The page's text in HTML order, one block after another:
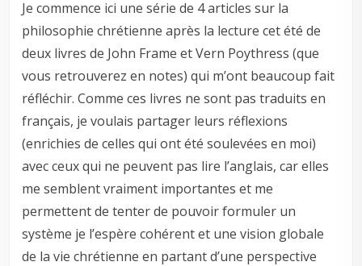
Je commence ici une série de 4 articles sur la
philosophie chrétienne après la lecture cet été de
deux livres de John Frame et Vern Poythress (que
vous retrouverez en notes) qui m’ont beaucoup fait
réfléchir. Comme ces livres ne sont pas traduits en
français, je voulais partager leurs réflexions
(enrichies de celles qui ont été soulevées en moi)
avec ceux qui ne peuvent pas lire l’anglais, car elles
me semblent vraiment importantes et me
permettent de tenter de pouvoir formuler un
système je l’espère cohérent et une vision globale
de la vie chrétienne en partant d’une perspective